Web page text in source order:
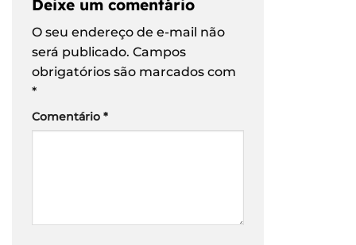
Deixe um comentário
O seu endereço de e-mail não
será publicado. Campos
obrigatórios são marcados com
*
Comentário *